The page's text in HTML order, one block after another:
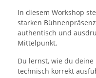
In diesem Workshop
starken
authentisch und
Mittelpunkt.
Du lernst, wie du
technisch korrekt